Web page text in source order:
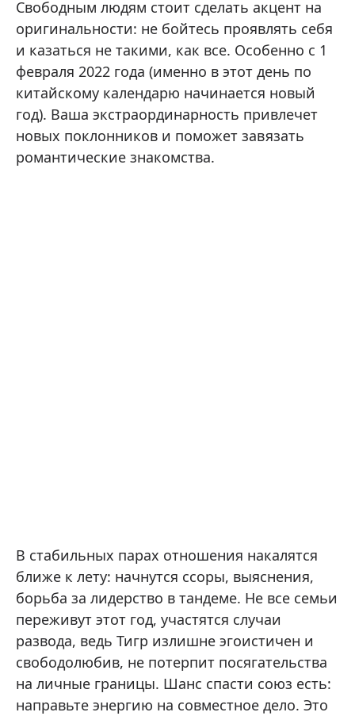
Свободным людям стоит сделать акцент на
оригинальности: не бойтесь проявлять себя
и казаться не такими, как все. Особенно с 1
февраля 2022 года (именно в этот день по
китайскому календарю начинается новый
год). Ваша экстраординарность привлечет
новых поклонников и поможет завязать
романтические знакомства.
В стабильных парах отношения накалятся
ближе к лету: начнутся ссоры, выяснения,
борьба за лидерство в тандеме. Не все семьи
переживут этот год, участятся случаи
развода, ведь Тигр излишне эгоистичен и
свободолюбив, не потерпит посягательства
на личные границы. Шанс спасти союз есть:
направьте энергию на совместное дело. Это